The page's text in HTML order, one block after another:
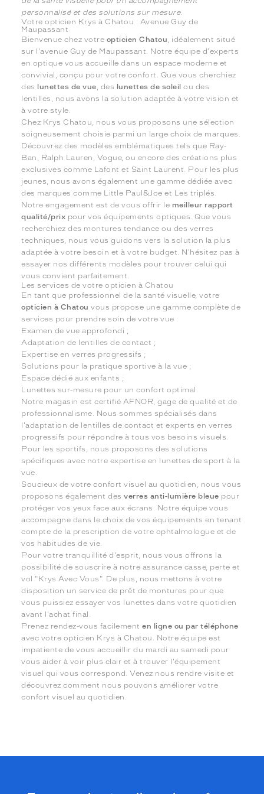
personnalisé et des solutions sur mesure.
Votre opticien Krys à Chatou : Avenue Guy de
Maupassant
Bienvenue chez votre opticien Chatou , idéalement situé
sur l'avenue Guy de Maupassant. Notre équipe d'experts
en optique vous accueille dans un espace moderne et
convivial, conçu pour votre confort. Que vous cherchiez
des lunettes de vue , des lunettes de soleil ou des
lentilles, nous avons la solution adaptée à votre vision et
à votre style.
Chez Krys Chatou, nous vous proposons une sélection
soigneusement choisie parmi un large choix de marques.
Découvrez des modèles emblématiques tels que Ray-
Ban, Ralph Lauren, Vogue, ou encore des créations plus
exclusives comme Lafont et Saint Laurent. Pour les plus
jeunes, nous avons également une gamme dédiée avec
des marques comme Little Paul&Joe et Les triplés.
Notre engagement est de vous offrir le meilleur rapport
qualité/prix pour vos équipements optiques. Que vous
recherchiez des montures tendance ou des verres
techniques, nous vous guidons vers la solution la plus
adaptée à votre besoin et à votre budget. N'hésitez pas à
essayer nos différents modèles pour trouver celui qui
vous convient parfaitement.
Les services de votre opticien à Chatou
En tant que professionnel de la santé visuelle, votre
opticien à Chatou vous propose une gamme complète de
services pour prendre soin de votre vue :
Examen de vue approfondi ;
Adaptation de lentilles de contact ;
Expertise en verres progressifs ;
Solutions pour la pratique sportive à la vue ;
Espace dédié aux enfants ;
Lunettes sur-mesure pour un confort optimal.
Notre magasin est certifié AFNOR, gage de qualité et de
professionnalisme. Nous sommes spécialisés dans
l'adaptation de lentilles de contact et experts en verres
progressifs pour répondre à tous vos besoins visuels.
Pour les sportifs, nous proposons des solutions
spécifiques avec notre expertise en lunettes de sport à la
vue.
Soucieux de votre confort visuel au quotidien, nous vous
proposons également desverres anti-lumière bleue pour
protéger vos yeux face aux écrans. Notre équipe vous
accompagne dans le choix de vos équipements en tenant
compte de la prescription de votre ophtalmologue et de
vos habitudes de vie.
Pour votre tranquillité d'esprit, nous vous offrons la
possibilité de souscrire à notre assurance casse, perte et
vol "Krys Avec Vous". De plus, nous mettons à votre
disposition un service de prêt de montures pour que
vous puissiez essayer vos lunettes dans votre quotidien
avant l'achat final.
Prenez rendez-vous facilementen ligne ou par téléphone
avec votre opticien Krys à Chatou. Notre équipe est
impatiente de vous accueillir du mardi au samedi pour
vous aider à voir plus clair et à trouver l'équipement
visuel qui vous correspond. Venez nous rendre visite et
découvrez comment nous pouvons améliorer votre
confort visuel au quotidien.